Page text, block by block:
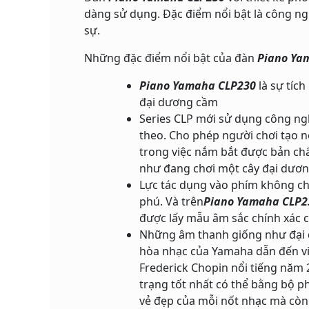
dàng sử dụng. Đặc điểm nổi bật là công
sự.
Những đặc điểm nổi bật của đàn Piano
Piano Yamaha CLP230 là sự
đại dương cầm
Series CLP mới sử dụng công
theo. Cho phép người chơi tạo
trong việc nắm bắt được bản
như đang chơi một cây đại
Lực tác dụng vào phím không
phú. Và trênPiano Yamaha
được lấy mẫu âm sắc chính xác
Những âm thanh giống như đại
hòa nhạc của Yamaha dẫn đến
Frederick Chopin nổi tiếng
trạng tốt nhất có thể bằng bộ
vẻ đẹp của mỗi nốt nhạc mà